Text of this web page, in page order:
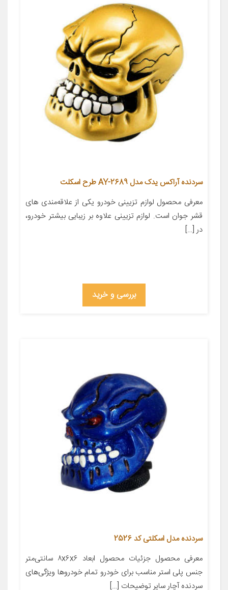
سردنده آراکس یدک مدل AY-2689 طرح اسکلت
معرفی محصول لوازم تزیینی خودرو یکی از علاقه‌مندی های
قشر جوان است. لوازم تزیینی علاوه بر زیبایی بیشتر خودرو،
در […]
بررسی و خرید
سردنده مدل اسکلتی کد 2526
معرفی محصول جزئیات محصول ابعاد ۸x۶x۶ سانتی‌متر
جنس پلی استر مناسب برای خودرو تمام خودروها ویژگی‌های
سردنده آچار سایر توضیحات […]